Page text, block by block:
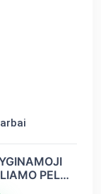
PELNO